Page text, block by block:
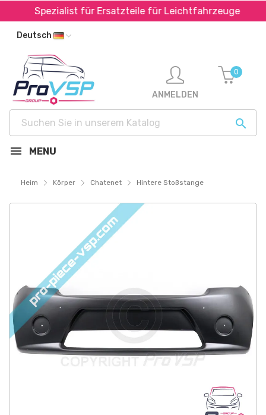
Spezialist für Ersatzteile für Leichtfahrzeuge
Deutsch

ANMELDEN
0
MENU
Heim Körper Chatenet Hintere Stoßstange